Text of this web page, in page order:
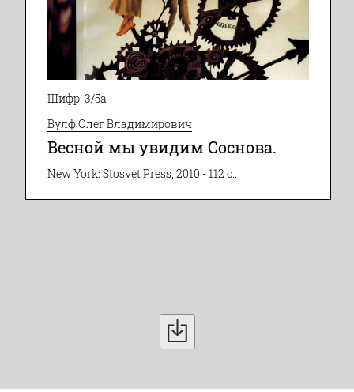
Шифр: 3/5а
Вулф Олег Владимирович
Весной мы увидим Соснова.
New York: Stosvet Press, 2010 - 112 с..